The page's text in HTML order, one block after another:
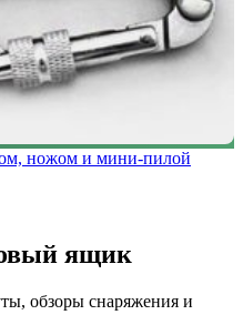
ножом и мини-пилой
ящик
обзоры снаряжения и